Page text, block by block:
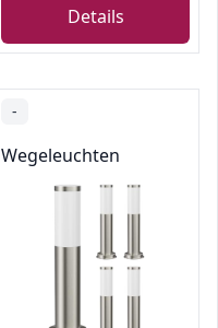
Details
-
Wegeleuchten